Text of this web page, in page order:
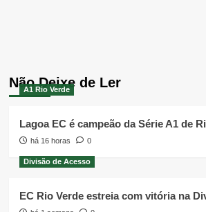
Não Deixe de Ler
A1 Rio Verde
Lagoa EC é campeão da Série A1 de
há 16 horas 0
Divisão de Acesso
EC Rio Verde estreia com vitória na